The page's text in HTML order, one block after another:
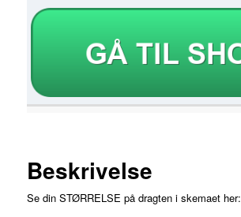
Beskrivelse
Se din STØRRELSE på dragten i skemaet her: